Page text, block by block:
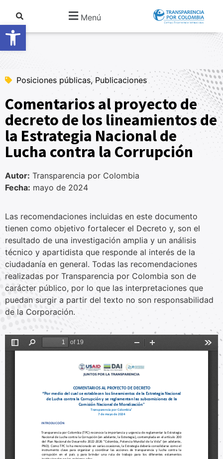
Abrir barra de herramientas
Menú
Posiciones públicas, Publicaciones
Comentarios al proyecto de
decreto de los lineamientos de
la Estrategia Nacional de
Lucha contra la Corrupción
Autor: Transparencia por Colombia
Fecha: mayo de 2024
Las recomendaciones incluidas en este documento
tienen como objetivo fortalecer el Decreto y, son el
resultado de una investigación amplia y un análisis
técnico y apartidista que responde al interés de la
ciudadanía en general. Todas las recomendaciones
realizadas por Transparencia por Colombia son de
carácter público, por lo que las interpretaciones que
puedan surgir a partir del texto no son responsabilidad
de la Corporación.